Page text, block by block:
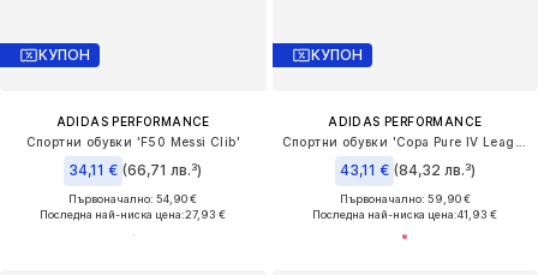
КУПОН
ADIDAS PERFORMANCE
Спортни обувки 'F50 Messi Clib'
34,11 € (66,71 лв.³)
Първоначално: 54,90 €
Последна най-ниска цена:27,93 €
КУПОН
ADIDAS PERFORMANCE
43,11 € (84,32 лв.³)
Първоначално: 59,90 €
Последна най-ниска цена:41,93 €